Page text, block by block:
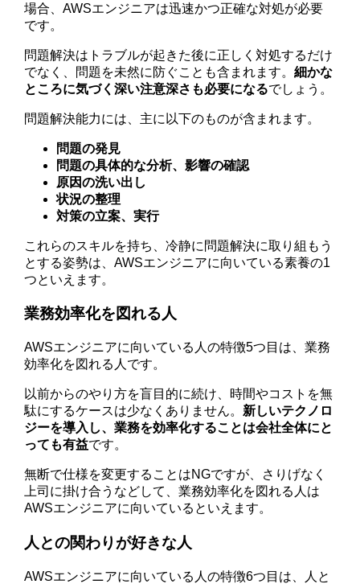
場合、AWSエンジニアは迅速かつ正確な対処が必要
です。
問題解決はトラブルが起きた後に正しく対処するだけ
でなく、問題を未然に防ぐことも含まれます。細かな
ところに気づく深い注意深さも必要になるでしょう。
問題解決能力には、主に以下のものが含まれます。
問題の発見
問題の具体的な分析、影響の確認
原因の洗い出し
状況の整理
対策の立案、実行
これらのスキルを持ち、冷静に問題解決に取り組もう
とする姿勢は、AWSエンジニアに向いている素養の1
つといえます。
業務効率化を図れる人
AWSエンジニアに向いている人の特徴5つ目は、業務
効率化を図れる人です。
以前からのやり方を盲目的に続け、時間やコストを無
駄にするケースは少なくありません。 新しいテクノロ
ジーを導入し、業務を効率化することは会社全体にと
っても有益です。
無断で仕様を変更することはNGですが、さりげなく
上司に掛け合うなどして、業務効率化を図れる人は
AWSエンジニアに向いているといえます。
人との関わりが好きな人
AWSエンジニアに向いている人の特徴6つ目は、人と